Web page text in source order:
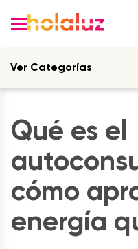
Ver Categorías
Qué es el
cómo
energía